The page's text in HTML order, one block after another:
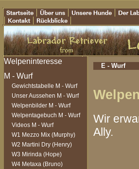
Gewichtstabelle M - Wurf
Unser Aussehen M - Wurf
Welpenbilder M - Wurf
Welpentagebuch M - Wurf
Videos M - Wurf
W1 Mezzo Mix (Murphy)
W2 Martini Dry (Henry)
W3 Mirinda (Hope)
W4 Metaxa (Bruno)
E - Wurf
Wir
Ally.